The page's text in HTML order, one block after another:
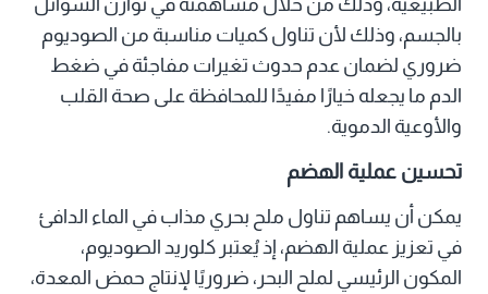
الطبيعية، وذلك من خلال مساهمته في توازن السوائل
بالجسم، وذلك لأن تناول كميات مناسبة من الصوديوم
ضروري لضمان عدم حدوث تغيرات مفاجئة في ضغط
الدم ما يجعله خيارًا مفيدًا للمحافظة على صحة القلب
والأوعية الدموية.
تحسين عملية الهضم
يمكن أن يساهم تناول ملح بحري مذاب في الماء الدافئ
في تعزيز عملية الهضم، إذ يُعتبر كلوريد الصوديوم،
المكون الرئيسي لملح البحر، ضروريًا لإنتاج حمض المعدة،